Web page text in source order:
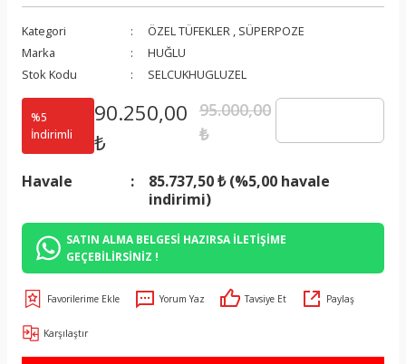
Kategori ÖZEL TÜFEKLER , SÜPERPOZE
Marka
HUĞLU
Stok Kodu
SELCUKHUGLUZEL
%5
İndirimli
90.250,00
₺
95.000,00
₺
Havale
85.737,50 ₺ (%5,00 havale
indirimi)
SATIN ALMA BELGESİ HAZIRSA İLETİŞİME
GEÇEBİLİRSİNİZ !
Yorum Yaz Tavsiye Et Paylaş
Karşılaştır